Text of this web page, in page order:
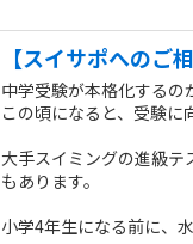
【スイサポへの
中学受験が本格化するの
この頃になると、受験に
大手スイミングの進級
もあります。
小学4年生になる前に、